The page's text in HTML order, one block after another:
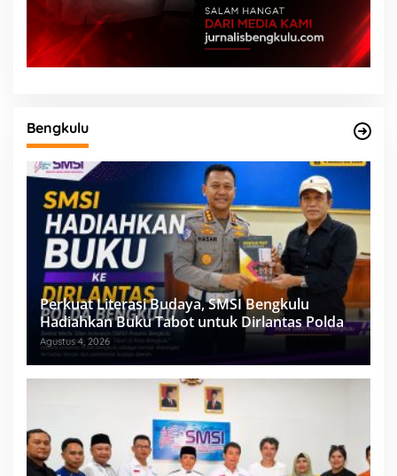
Bengkulu
Perkuat Literasi Budaya, SMSI Bengkulu
Hadiahkan Buku Tabot untuk Dirlantas Polda
Agustus 4, 2026